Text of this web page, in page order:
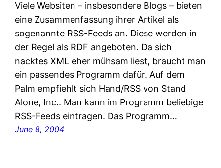
Viele Websiten – insbesondere Blogs – bieten
eine Zusammenfassung ihrer Artikel als
sogenannte RSS-Feeds an. Diese werden in
der Regel als RDF angeboten. Da sich
nacktes XML eher mühsam liest, braucht man
ein passendes Programm dafür. Auf dem
Palm empfiehlt sich Hand/RSS von Stand
Alone, Inc.. Man kann im Programm beliebige
RSS-Feeds eintragen. Das Programm…
June 8, 2004